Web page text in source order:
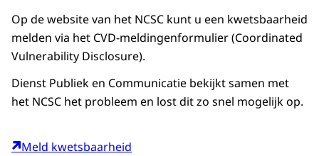
Op de website van het NCSC kunt u een kwetsbaarheid
melden via het CVD-meldingenformulier (Coordinated
Vulnerability Disclosure).
Dienst Publiek en Communicatie bekijkt samen met
het NCSC het probleem en lost dit zo snel mogelijk op.
Meld kwetsbaarheid